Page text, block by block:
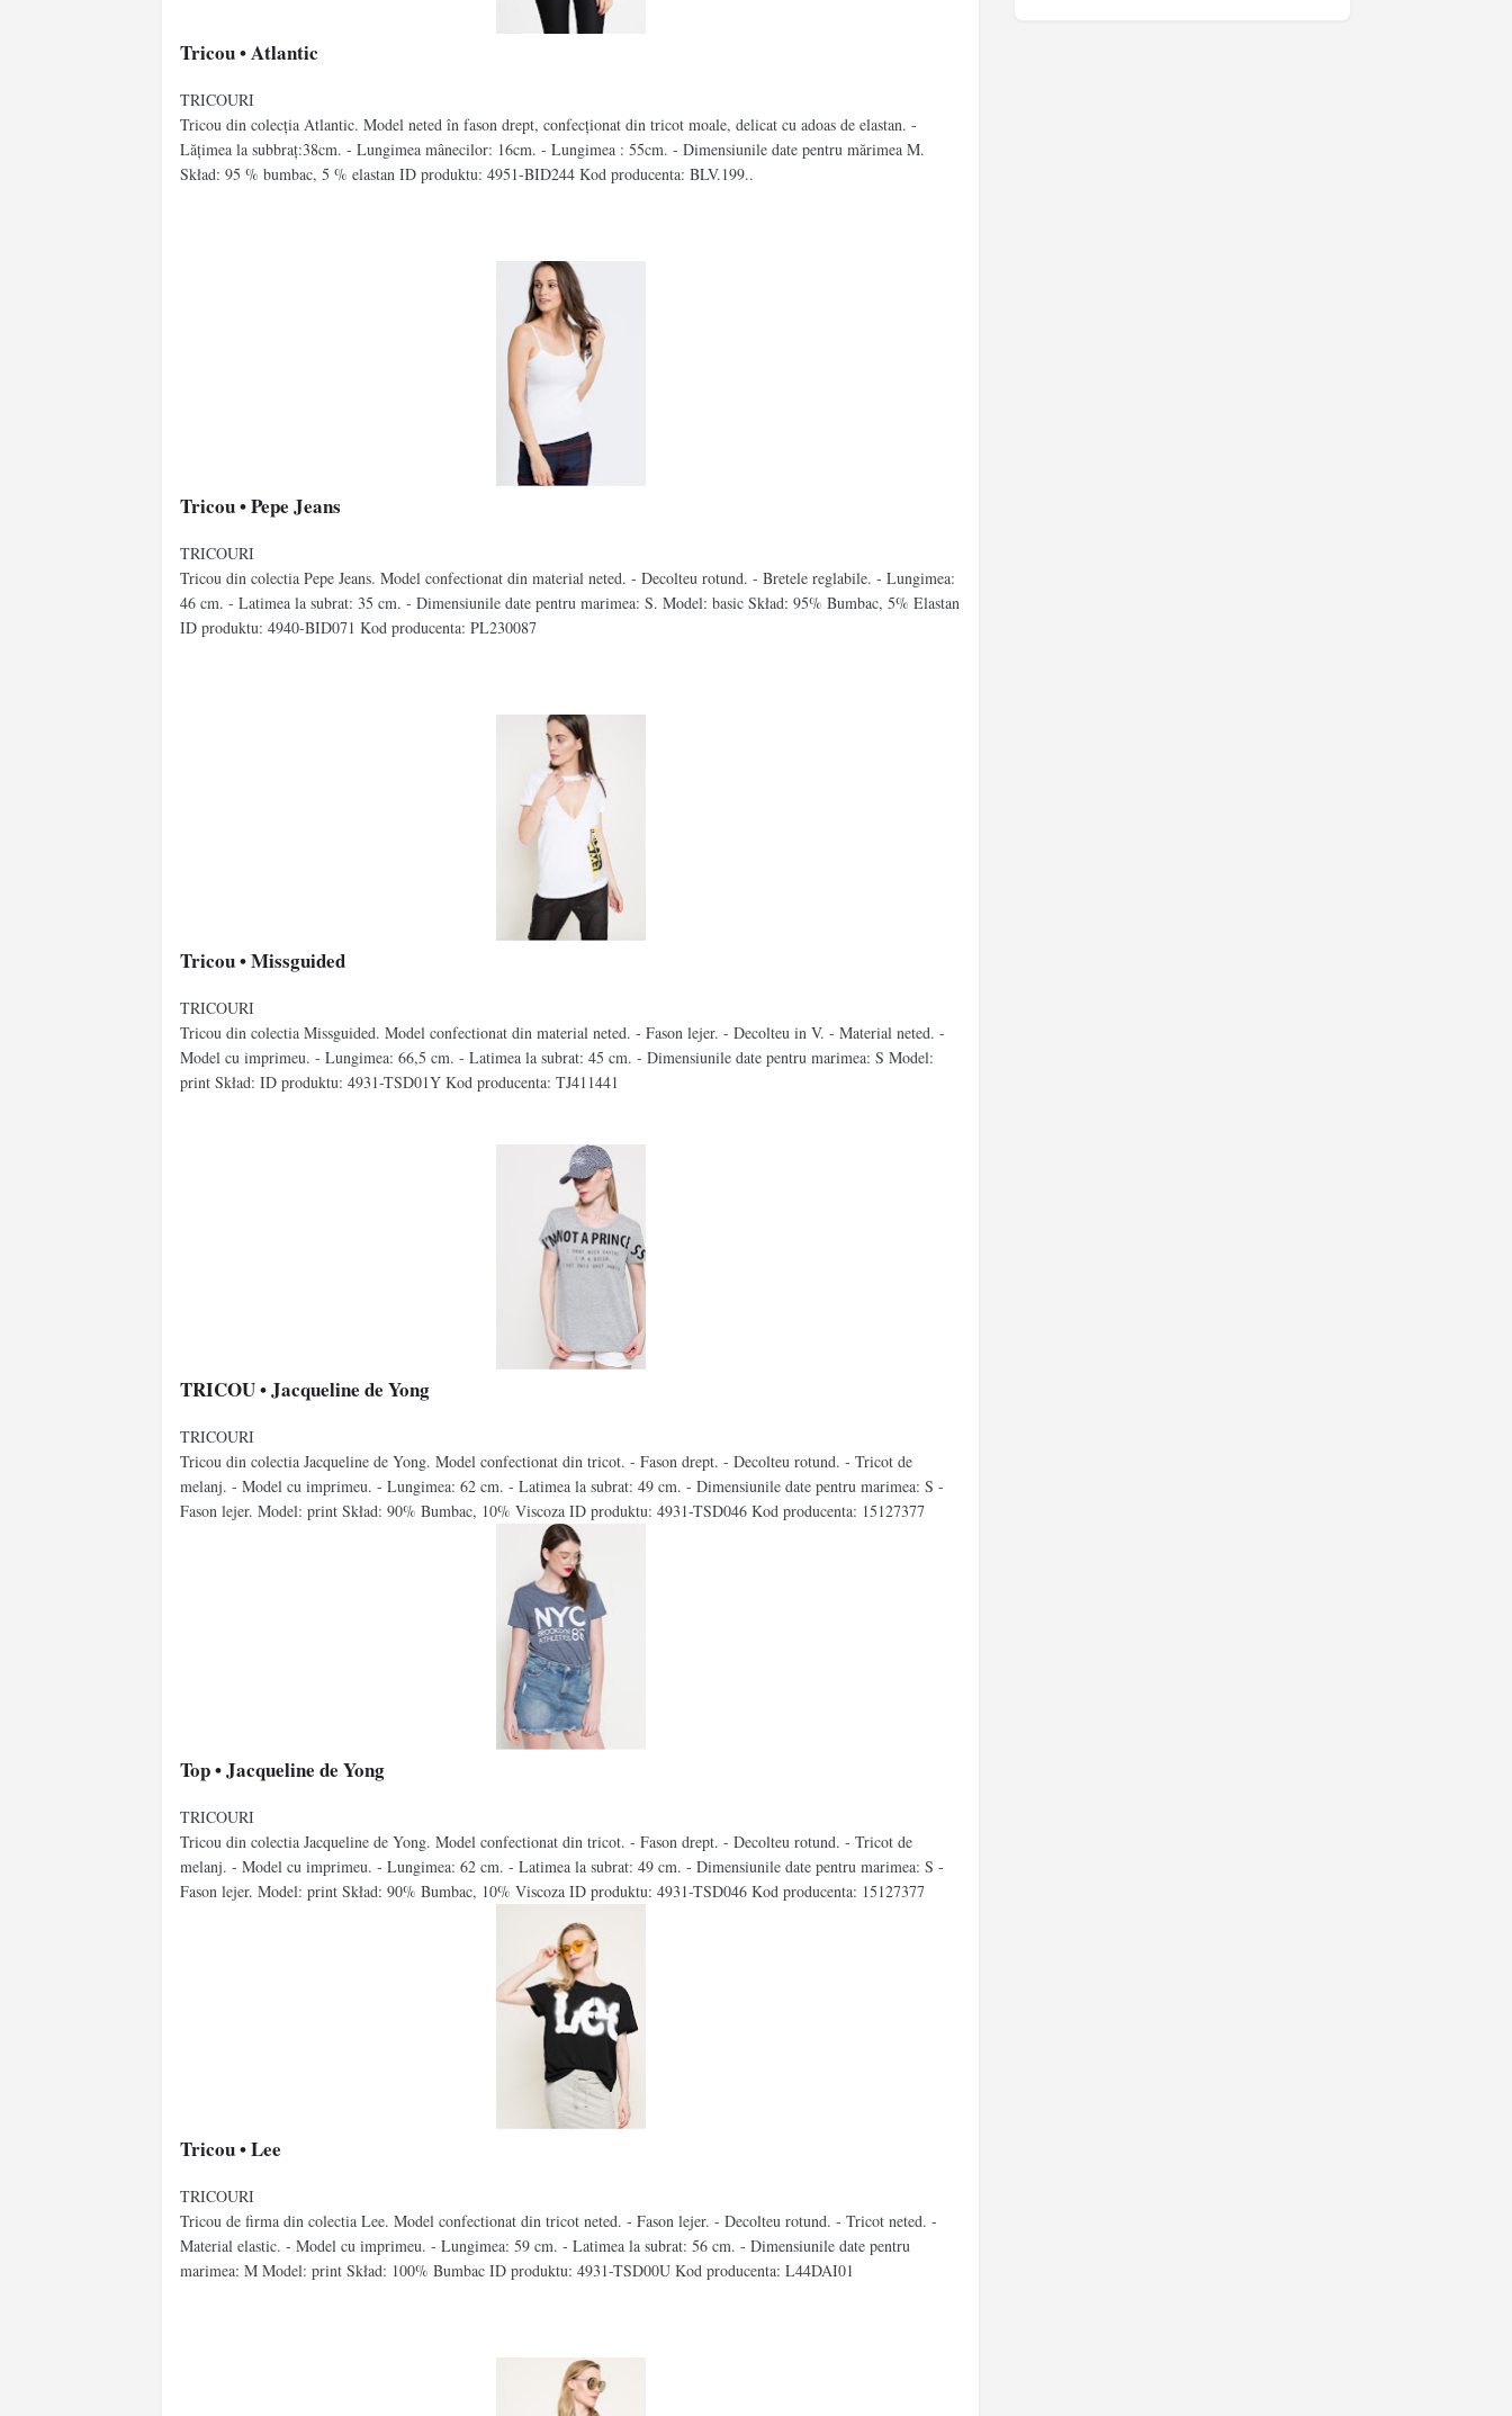
Tricou • Atlantic
TRICOURI
Tricou din colecția Atlantic. Model neted în fason drept, confecționat din tricot moale, delicat cu adoas de elastan. -
Lățimea la subbraț:38cm. - Lungimea mânecilor: 16cm. - Lungimea : 55cm. - Dimensiunile date pentru mărimea M.
Skład: 95 % bumbac, 5 % elastan ID produktu: 4951-BID244 Kod producenta: BLV.199..
Tricou • Pepe Jeans
TRICOURI
Tricou din colectia Pepe Jeans. Model confectionat din material neted. - Decolteu rotund. - Bretele reglabile. - Lungimea:
46 cm. - Latimea la subrat: 35 cm. - Dimensiunile date pentru marimea: S. Model: basic Skład: 95% Bumbac, 5% Elastan
ID produktu: 4940-BID071 Kod producenta: PL230087
Tricou • Missguided
TRICOURI
Tricou din colectia Missguided. Model confectionat din material neted. - Fason lejer. - Decolteu in V. - Material neted. -
Model cu imprimeu. - Lungimea: 66,5 cm. - Latimea la subrat: 45 cm. - Dimensiunile date pentru marimea: S Model:
print Skład: ID produktu: 4931-TSD01Y Kod producenta: TJ411441
TRICOU • Jacqueline de Yong
TRICOURI
Tricou din colectia Jacqueline de Yong. Model confectionat din tricot. - Fason drept. - Decolteu rotund. - Tricot de
melanj. - Model cu imprimeu. - Lungimea: 62 cm. - Latimea la subrat: 49 cm. - Dimensiunile date pentru marimea: S -
Fason lejer. Model: print Skład: 90% Bumbac, 10% Viscoza ID produktu: 4931-TSD046 Kod producenta: 15127377
Top • Jacqueline de Yong
TRICOURI
Tricou din colectia Jacqueline de Yong. Model confectionat din tricot. - Fason drept. - Decolteu rotund. - Tricot de
melanj. - Model cu imprimeu. - Lungimea: 62 cm. - Latimea la subrat: 49 cm. - Dimensiunile date pentru marimea: S -
Fason lejer. Model: print Skład: 90% Bumbac, 10% Viscoza ID produktu: 4931-TSD046 Kod producenta: 15127377
Tricou • Lee
TRICOURI
Tricou de firma din colectia Lee. Model confectionat din tricot neted. - Fason lejer. - Decolteu rotund. - Tricot neted. -
Material elastic. - Model cu imprimeu. - Lungimea: 59 cm. - Latimea la subrat: 56 cm. - Dimensiunile date pentru
marimea: M Model: print Skład: 100% Bumbac ID produktu: 4931-TSD00U Kod producenta: L44DAI01